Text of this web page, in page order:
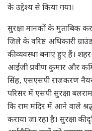
के उद्देश्य से किया गया।
सुरक्षा मानकों के मुताबिक
जिले के वरिष्ठ अधिकारी
की व्यवस्था बनाए हुए हैं।
आईजी प्रवीण कुमार और
सिंह, एसएसपी राजकरण
परिसर में एसपी सुरक्षा
कि राम मंदिर में आने वाले
कराया जा रहा है। सुरक्षा